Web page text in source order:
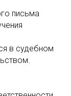
письма
в судебном